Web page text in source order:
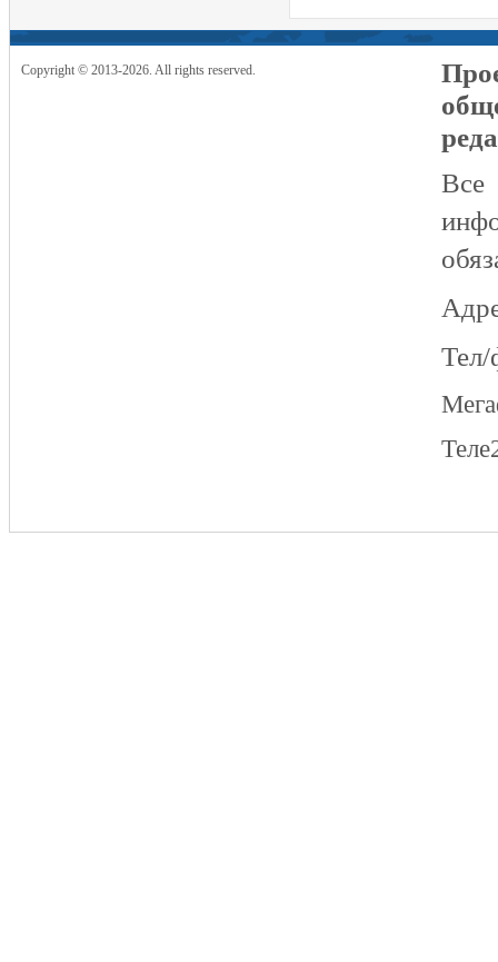
Copyright © 2013-2026. All rights reserved.